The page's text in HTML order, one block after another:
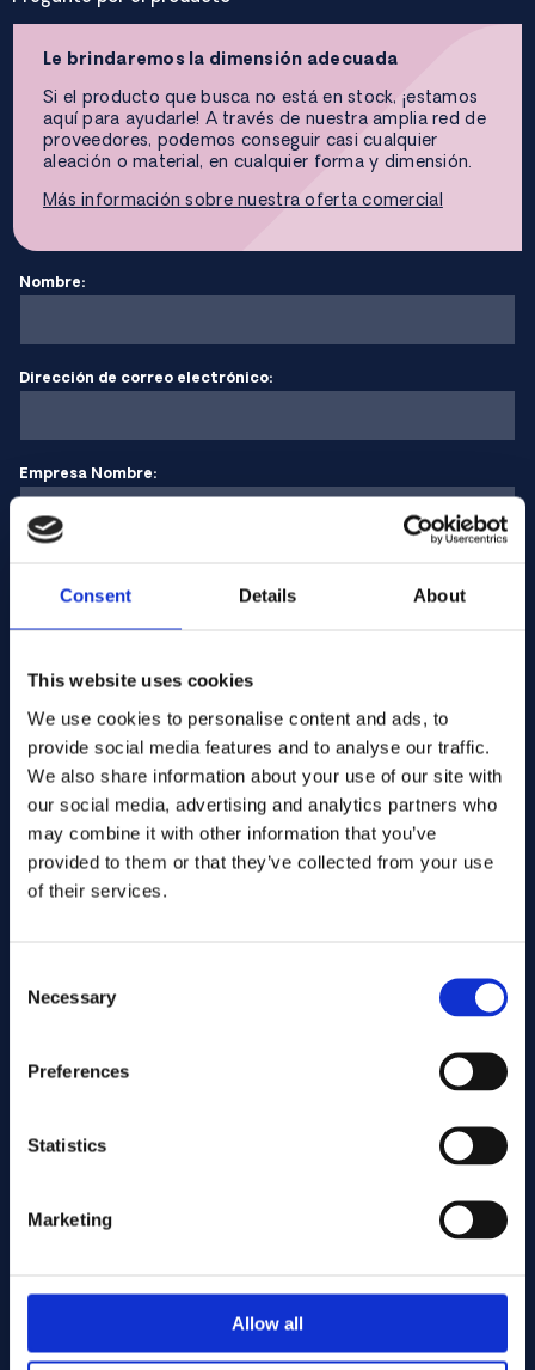
Consent Details About
This website uses cookies
We use cookies to personalise content and ads, to
provide social media features and to analyse our traffic.
We also share information about your use of our site with
our social media, advertising and analytics partners who
may combine it with other information that you’ve
provided to them or that they’ve collected from your use
of their services.
Selection
Necessary
Preferences
Statistics
Marketing
Allow all
Le brindaremos la dimensión adecuada
Si el producto que busca no está en stock, ¡estamos
aquí para ayudarle! A través de nuestra amplia red de
proveedores, podemos conseguir casi cualquier
aleación o material, en cualquier forma y dimensión.
Más información sobre nuestra oferta comercial
Nombre:
Dirección de correo electrónico:
Empresa Nombre: